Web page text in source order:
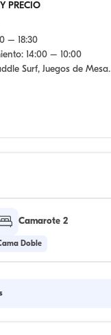
PRECIO
– 18:30
14:00 – 10:00
Surf, Juegos de Mesa.
Camarote 2
Doble